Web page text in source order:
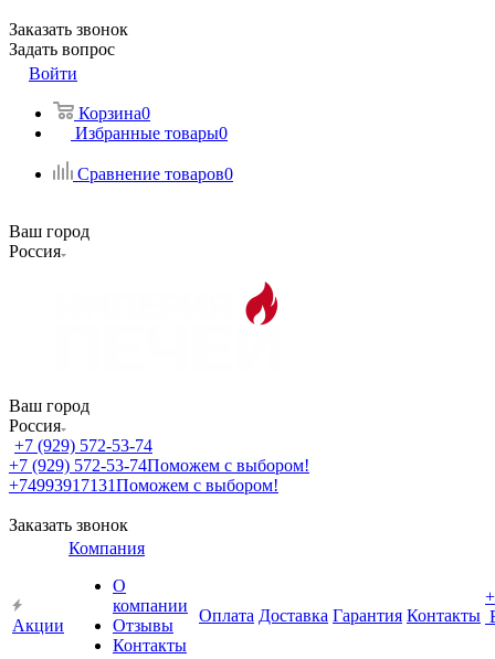
Заказать звонок
Задать вопрос
Войти
Корзина0
Избранные товары0
Сравнение товаров0
Ваш город
Россия
Ваш город
Россия
+7 (929) 572-53-74
+7 (929) 572-53-74Поможем с выбором!
+74993917131Поможем с выбором!
Заказать звонок
Акции
Компания
О
компании
Отзывы
Контакты
Оплата Доставка Гарантия Контакты
+